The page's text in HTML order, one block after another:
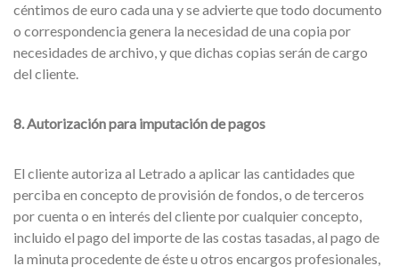
céntimos de euro cada una y se advierte que todo documento
o correspondencia genera la necesidad de una copia por
necesidades de archivo, y que dichas copias serán de cargo
del cliente.
8. Autorización para imputación de pagos
El cliente autoriza al Letrado a aplicar las cantidades que
perciba en concepto de provisión de fondos, o de terceros
por cuenta o en interés del cliente por cualquier concepto,
incluido el pago del importe de las costas tasadas, al pago de
la minuta procedente de éste u otros encargos profesionales,